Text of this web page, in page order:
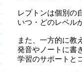
レプトンは個別の
いつ・どのレベル
また、一方的に教
発音やノートに書
学習のサポートと